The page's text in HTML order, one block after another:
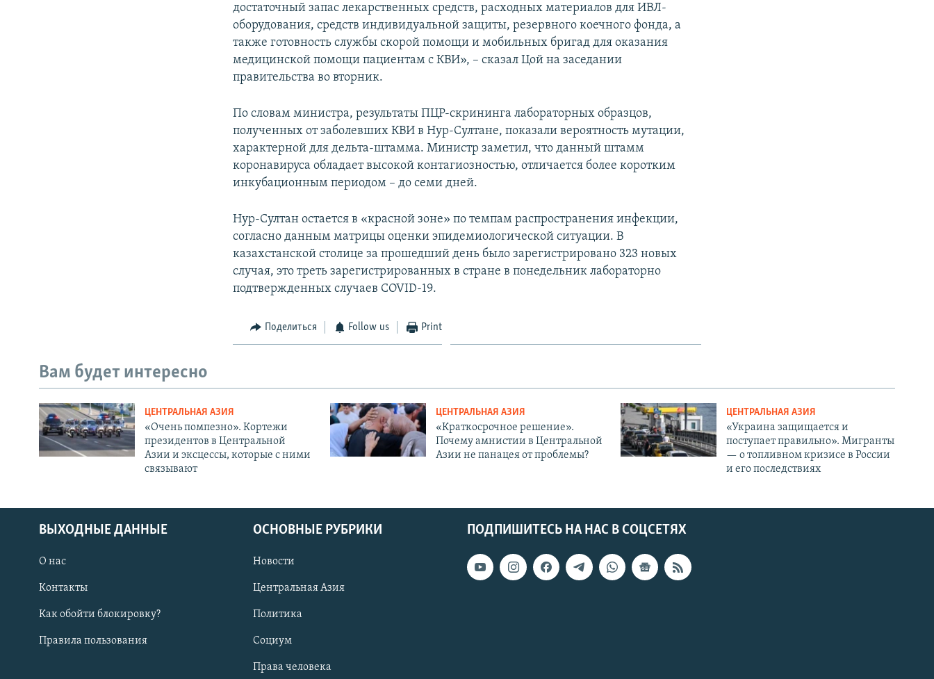
достаточный запас лекарственных средств, расходных материалов для ИВЛ-
оборудования, средств индивидуальной защиты, резервного коечного фонда, а
также готовность службы скорой помощи и мобильных бригад для оказания
медицинской помощи пациентам с КВИ», – сказал Цой на заседании
правительства во вторник.
По словам министра, результаты ПЦР-скрининга лабораторных образцов,
полученных от заболевших КВИ в Нур-Султане, показали вероятность мутации,
характерной для дельта-штамма. Министр заметил, что данный штамм
коронавируса обладает высокой контагиозностью, отличается более коротким
инкубационным периодом – до семи дней.
Нур-Султан остается в «красной зоне» по темпам распространения инфекции,
согласно данным матрицы оценки эпидемиологической ситуации. В
казахстанской столице за прошедший день было зарегистрировано 323 новых
случая, это треть зарегистрированных в стране в понедельник лабораторно
подтвержденных случаев COVID-19.
Поделиться Follow us Print
Вам будет интересно
ЦЕНТРАЛЬНАЯ АЗИЯ
«Очень помпезно». Кортежи
президентов в Центральной
Азии и эксцессы, которые с ними
связывают
ЦЕНТРАЛЬНАЯ АЗИЯ
«Краткосрочное решение».
Почему амнистии в Центральной
Азии не панацея от проблемы?
ЦЕНТРАЛЬНАЯ АЗИЯ
«Украина защищается и
поступает правильно». Мигранты
— о топливном кризисе в России
и его последствиях
ПОДПИШИТЕСЬ НА НАС В СОЦСЕТЯХ
ВЫХОДНЫЕ ДАННЫЕ
О нас
Контакты
Как обойти блокировку?
Правила пользования
ОСНОВНЫЕ РУБРИКИ
Новости
Центральная Азия
Политика
Социум
Права человека